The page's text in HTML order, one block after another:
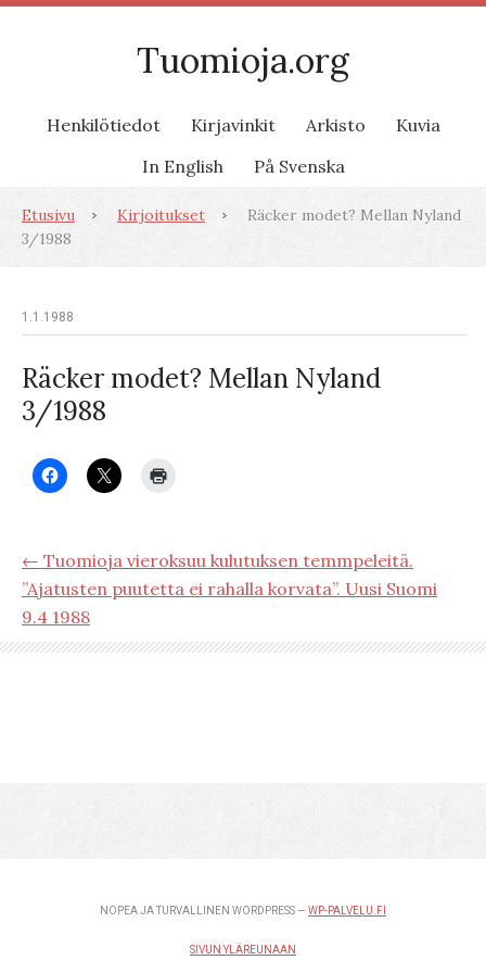
Tuomioja.org
Henkilötiedot Kirjavinkit Arkisto
Kuvia
In English
På Svenska
Etusivu Kirjoitukset
Räcker modet? Mellan Nyland
3/1988
1.1.1988
Räcker modet? Mellan Nyland
3/1988
← Tuomioja vieroksuu kulutuksen temmpeleitä.
”Ajatusten puutetta ei rahalla korvata”. Uusi Suomi
9.4 1988
NOPEA JA TURVALLINEN WORDPRESS — WP-PALVELU.FI
SIVUN YLÄREUNAAN